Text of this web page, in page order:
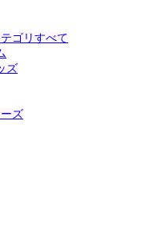
ゴリすべて
ズ
ズ